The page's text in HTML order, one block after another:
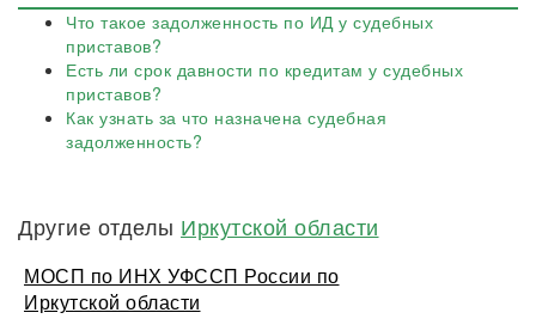
Что такое задолженность по ИД у судебных
приставов?
Есть ли срок давности по кредитам у судебных
приставов?
Как узнать за что назначена судебная
задолженность?
Другие отделы Иркутской области
МОСП по ИНХ УФССП России по
Иркутской области